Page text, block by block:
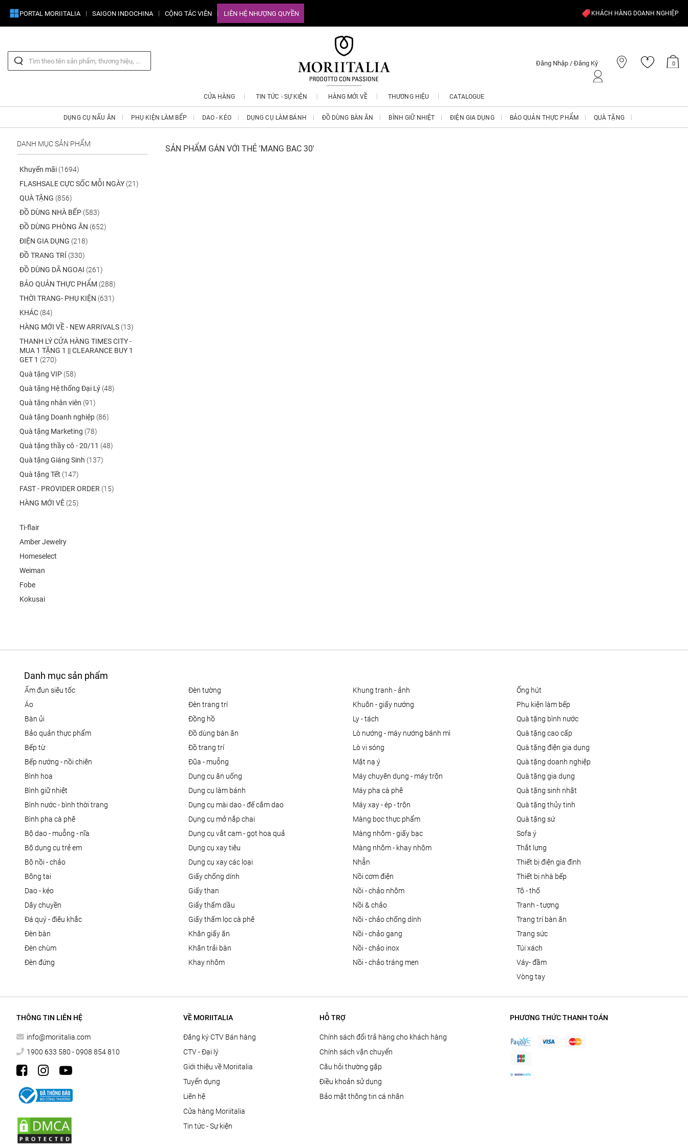
PORTAL MORIITALIA SAIGON INDOCHINA CỘNG TÁC VIÊN LIÊN HỆ NHƯỢNG QUYỀN KHÁCH HÀNG DOANH NGHIỆP
Đăng Nhập / Đăng Ký 0
CỬA HÀNG TIN TỨC - SỰ KIỆN HÀNG MỚI VỀ THƯƠNG HIỆU CATALOGUE
DỤNG CỤ NẤU ĂN PHỤ KIỆN LÀM BẾP DAO - KÉO DỤNG CỤ LÀM BÁNH ĐỒ DÙNG BÀN ĂN BÌNH GIỮ NHIỆT ĐIỆN GIA DỤNG BẢO QUẢN THỰC PHẨM QUÀ TẶNG
DANH MỤC SẢN PHẨM
Khuyến mãi (1694)
FLASHSALE CỰC SỐC MỖI NGÀY (21)
QUÀ TẶNG (856)
ĐỒ DÙNG NHÀ BẾP (583)
ĐỒ DÙNG PHÒNG ĂN (652)
ĐIỆN GIA DỤNG (218)
ĐỒ TRANG TRÍ (330)
ĐỒ DÙNG DÃ NGOẠI (261)
BẢO QUẢN THỰC PHẨM (288)
THỜI TRANG- PHỤ KIỆN (631)
KHÁC (84)
HÀNG MỚI VỀ - NEW ARRIVALS (13)
THANH LÝ CỬA HÀNG TIMES CITY -
MUA 1 TẶNG 1 || CLEARANCE BUY 1
GET 1 (270)
Quà tặng VIP (58)
Quà tặng Hệ thống Đại Lý (48)
Quà tặng nhân viên (91)
Quà tặng Doanh nghiệp (86)
Quà tặng Marketing (78)
Quà tặng thầy cô - 20/11 (48)
Quà tặng Giáng Sinh (137)
Quà tặng Tết (147)
FAST - PROVIDER ORDER (15)
HÀNG MỚI VÊ (25)
Ti-flair
Amber Jewelry
Homeselect
Weiman
Fobe
Kokusai
SẢN PHẨM GÁN VỚI THẺ 'MANG BAC 30'
Danh mục sản phẩm
ấm đun siêu tốc
áo
bàn ủi
bảo quản thực phẩm
bếp từ
bếp nướng - nồi chiên
bình hoa
bình giữ nhiệt
bình nước - bình thời trang
bình pha cà phê
bộ dao - muỗng - nĩa
bộ dụng cụ trẻ em
bộ nồi - chảo
bông tai
dao - kéo
dây chuyền
đá quý - điêu khắc
đèn bàn
đèn chùm
đèn đứng
đèn tường
đèn trang trí
đồng hồ
đồ dùng bàn ăn
đồ trang trí
đũa - muỗng
dụng cụ ăn uống
dụng cụ làm bánh
dụng cụ mài dao - đế cắm dao
dụng cụ mở nắp chai
dụng cụ vắt cam - gọt hoa quả
dụng cụ xay tiêu
dụng cụ xay các loại
giấy chống dính
giấy than
giấy thấm dầu
giấy thấm lọc cà phê
khăn giấy ăn
khăn trải bàn
khay nhôm
khung tranh - ảnh
khuôn - giấy nướng
ly - tách
lò nướng - máy nướng bánh mì
lò vi sóng
mặt nạ ý
máy chuyên dụng - máy trộn
máy pha cà phê
máy xay - ép - trộn
màng bọc thực phẩm
màng nhôm - giấy bạc
màng nhôm - khay nhôm
nhẫn
nồi cơm điện
nồi - chảo nhôm
nồi & chảo
nồi - chảo chống dính
nồi - chảo gang
nồi - chảo inox
nồi - chảo tráng men
ống hút
phụ kiện làm bếp
quà tặng bình nước
quà tặng cao cấp
quà tặng điện gia dụng
quà tặng doanh nghiệp
quà tặng gia dụng
quà tặng sinh nhật
quà tặng thủy tinh
quà tặng sứ
sofa ý
thắt lưng
thiết bị điện gia đình
thiết bị nhà bếp
tô - thố
tranh - tượng
trang trí bàn ăn
trang sức
túi xách
váy- đầm
vòng tay
THÔNG TIN LIÊN HỆ
info@moriitalia.com
1900 633 580 - 0908 854 810
VỀ MORIITALIA
Đăng ký CTV Bán hàng
CTV - Đại lý
Giới thiệu về Moriitalia
Tuyển dụng
Liên hệ
Cửa hàng Moriitalia
Tin tức - Sự kiện
HỖ TRỢ
Chính sách đổi trả hàng cho khách hàng
Chính sách vận chuyển
Câu hỏi thường gặp
Điều khoản sử dụng
Bảo mật thông tin cá nhân
PHƯƠNG THỨC THANH TOÁN